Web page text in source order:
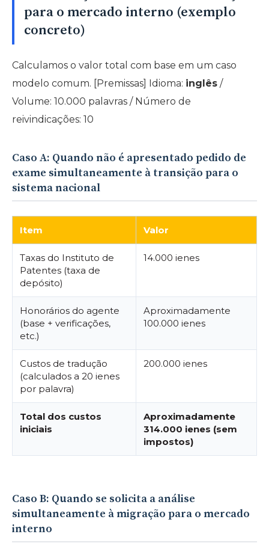
para o mercado interno (exemplo
concreto)
Calculamos o valor total com base em um caso
modelo comum. [Premissas] Idioma: inglês /
Volume: 10.000 palavras / Número de
reivindicações: 10
Caso A: Quando não é apresentado pedido de
exame simultaneamente à transição para o
sistema nacional
Item Valor
Taxas do Instituto de
Patentes (taxa de
depósito)
14.000 ienes
Honorários do agente
(base + verificações,
etc.)
Aproximadamente
100.000 ienes
Custos de tradução
(calculados a 20 ienes
por palavra)
200.000 ienes
Total dos custos
iniciais
Aproximadamente
314.000 ienes (sem
impostos)
Caso B: Quando se solicita a análise
simultaneamente à migração para o mercado
interno